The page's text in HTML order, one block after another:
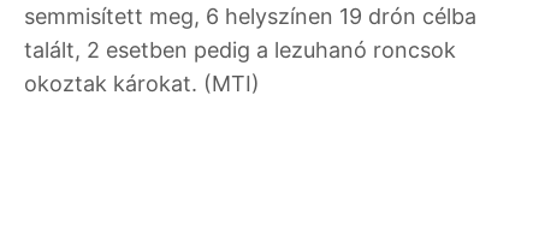
semmisített meg, 6 helyszínen 19 drón célba
talált, 2 esetben pedig a lezuhanó roncsok
okoztak károkat. (MTI)